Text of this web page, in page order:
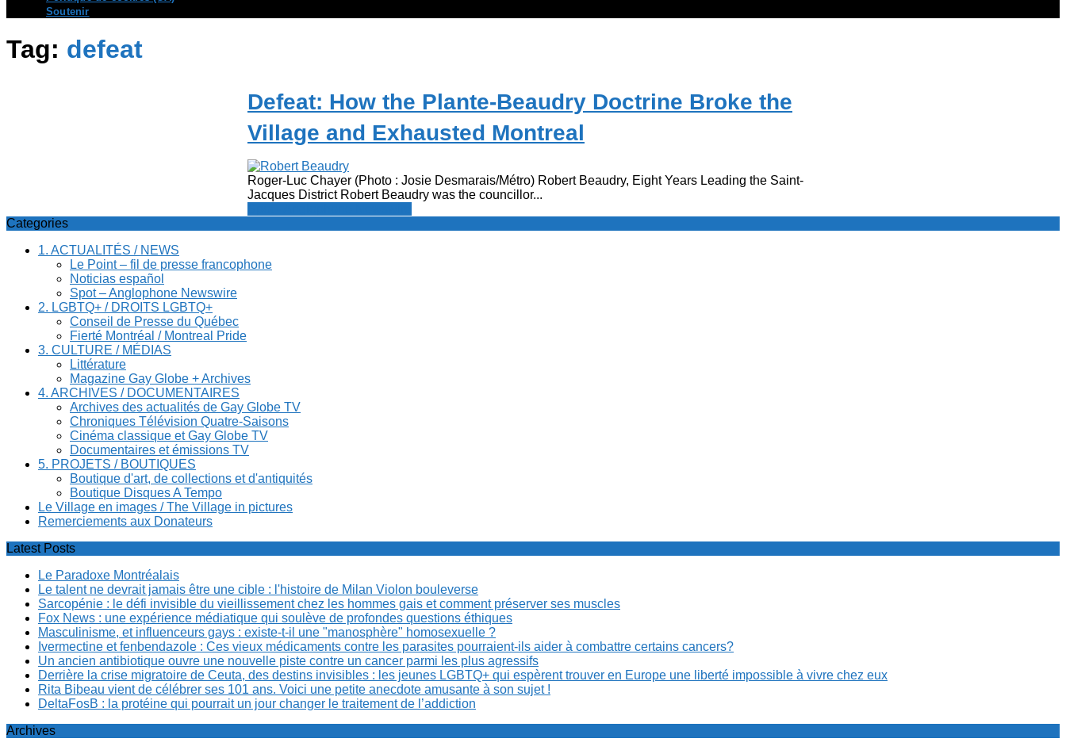
Soutenir
Tag: defeat
Defeat: How the Plante-Beaudry Doctrine Broke the
Village and Exhausted Montreal
Roger-Luc Chayer (Photo : Josie Desmarais/Métro) Robert Beaudry, Eight Years Leading the Saint-
Jacques District Robert Beaudry was the councillor...
Categories
1. ACTUALITÉS / NEWS
Le Point – fil de presse francophone
Noticias español
Spot – Anglophone Newswire
2. LGBTQ+ / DROITS LGBTQ+
Conseil de Presse du Québec
Fierté Montréal / Montreal Pride
3. CULTURE / MÉDIAS
Littérature
Magazine Gay Globe + Archives
4. ARCHIVES / DOCUMENTAIRES
Archives des actualités de Gay Globe TV
Chroniques Télévision Quatre-Saisons
Cinéma classique et Gay Globe TV
Documentaires et émissions TV
5. PROJETS / BOUTIQUES
Boutique d'art, de collections et d'antiquités
Boutique Disques A Tempo
Le Village en images / The Village in pictures
Remerciements aux Donateurs
Latest Posts
Le Paradoxe Montréalais
Le talent ne devrait jamais être une cible : l'histoire de Milan Violon bouleverse
Sarcopénie : le défi invisible du vieillissement chez les hommes gais et comment préserver ses muscles
Fox News : une expérience médiatique qui soulève de profondes questions éthiques
Masculinisme, et influenceurs gays : existe-t-il une "manosphère" homosexuelle ?
Ivermectine et fenbendazole : Ces vieux médicaments contre les parasites pourraient-ils aider à combattre certains cancers?
Un ancien antibiotique ouvre une nouvelle piste contre un cancer parmi les plus agressifs
Derrière la crise migratoire de Ceuta, des destins invisibles : les jeunes LGBTQ+ qui espèrent trouver en Europe une liberté impossible à vivre chez eux
Rita Bibeau vient de célébrer ses 101 ans. Voici une petite anecdote amusante à son sujet !
DeltaFosB : la protéine qui pourrait un jour changer le traitement de l’addiction
Archives